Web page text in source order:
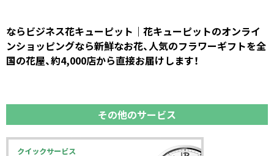
ならビジネス花キューピット｜花キューピットのオンライ
ンショッピングなら新鮮なお花、人気のフラワーギフトを全
国の花屋、約4,000店から直接お届けします！
その他のサービス